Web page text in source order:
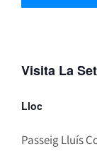
Visita La
Lloc
Passeig Lluís